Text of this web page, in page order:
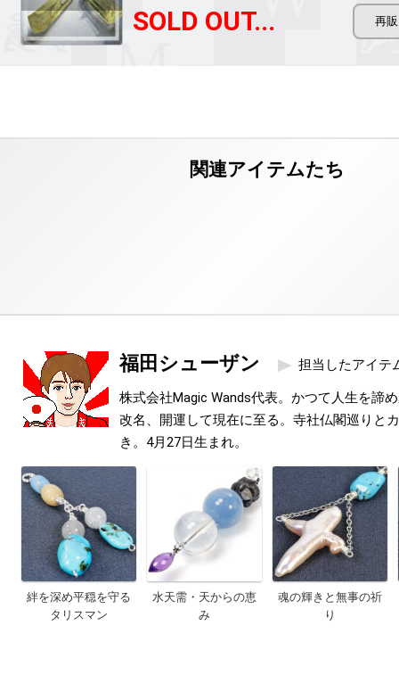
SOLD OUT...
福田シューザン 担当したアイテ
株式会社Magic Wands代表。かつて人生を諦
改名、開運して現在に至る。寺社仏閣巡りと
き。4月27日生まれ。
絆を深め平穏を守る
タリスマン
水天需・天からの恵
み
魂の輝きと無事の祈
り